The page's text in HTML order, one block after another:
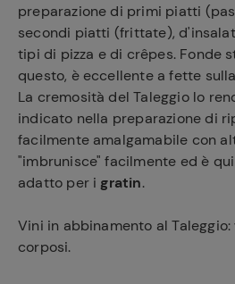
preparazione di primi piatti
secondi piatti (frittate),
tipi di pizza e di crêpes. Fonde
questo, è eccellente a fette
La cremosità del Taleggio lo
indicato nella preparazione di
facilmente amalgamabile con
"imbrunisce" facilmente ed è
adatto per i gratin.
Vini in abbinamento al Taleggio:
corposi.